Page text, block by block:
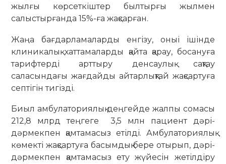
жылғы көрсеткіштер былтырғы жылмен
салыстырғанда 15%-ға жақсарған.
Жаңа бағдарламаларды енгізу, оныі ішінде
клиникалық хаттамаларды қайта қарау, босануға
тарифтерді арттыру денсаулық сақтау
саласындағы жағдайды айтарлықтай жақсартуға
септігін тигізді.
Биыл амбулаториялық деңгейде жалпы сомасы
212,8 млрд теңгеге 3,5 млн пациент дәрі-
дәрмекпен қамтамасыз етілді. Амбулаториялық
көмекті жақсартуға басымдық бере отырып, дәрі-
дәрмекпен қамтамасыз ету жүйесін жетілдіру